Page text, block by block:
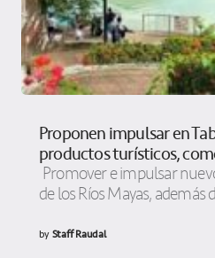
Proponen impulsar en
productos turísticos,
Promover e impulsar
de los Ríos Mayas, además
byStaff Raudal